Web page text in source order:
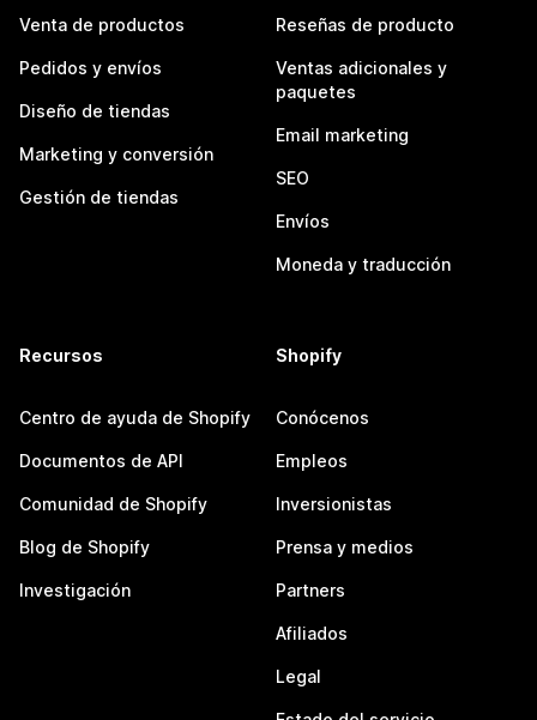
Venta de productos
Pedidos y envíos
Diseño de tiendas
Marketing y conversión
Gestión de tiendas
Reseñas de producto
Ventas adicionales y
paquetes
Email marketing
SEO
Envíos
Moneda y traducción
Recursos
Centro de ayuda de Shopify
Documentos de API
Comunidad de Shopify
Blog de Shopify
Investigación
Shopify
Conócenos
Empleos
Inversionistas
Prensa y medios
Partners
Afiliados
Legal